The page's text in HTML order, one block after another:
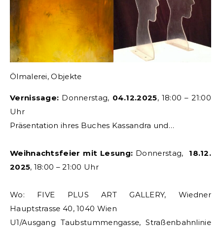
Ölmalerei, Objekte
Vernissage: Donnerstag, 04.12.2025, 18:00 – 21:00
Uhr
Präsentation ihres Buches Kassandra und…
Weihnachtsfeier mit Lesung: Donnerstag, 18.12.
2025, 18:00 – 21:00 Uhr
Wo: FIVE PLUS ART GALLERY, Wiedner
Hauptstrasse 40, 1040 Wien
U1/Ausgang Taubstummengasse, Straßenbahnlinie